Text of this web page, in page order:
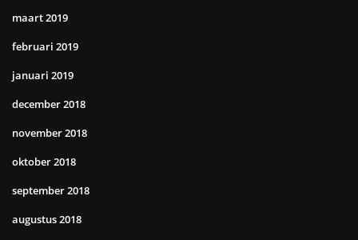
maart 2019
februari 2019
januari 2019
december 2018
november 2018
oktober 2018
september 2018
augustus 2018